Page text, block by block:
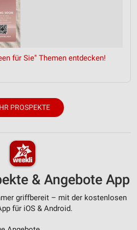
für Sie" Themen entdecken!
PROSPEKTE
& Angebote App
griffbereit – mit der kostenlosen
für iOS & Android.
zur Auswahl
aus verschiedenen
Daten zur Auswahl von
angeforderten